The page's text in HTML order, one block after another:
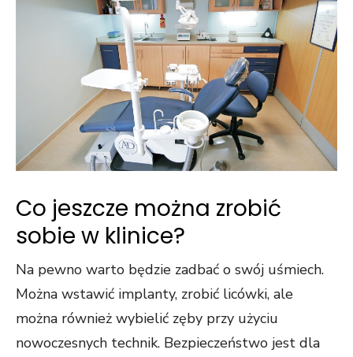
Co jeszcze można zrobić
sobie w klinice?
Na pewno warto będzie zadbać o swój uśmiech.
Można wstawić implanty, zrobić licówki, ale
można również wybielić zęby przy użyciu
nowoczesnych technik. Bezpieczeństwo jest dla